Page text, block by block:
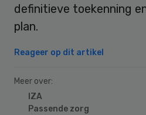
definitieve toekenning
plan.
Reageer op dit artikel
Meer over:
IZA
Passende zorg